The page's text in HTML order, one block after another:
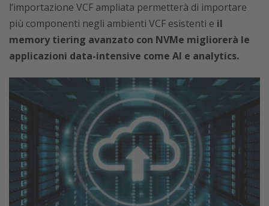
l’importazione VCF ampliata permetterà di importare
più componenti negli ambienti VCF esistenti e il
memory tiering avanzato con NVMe migliorerà le
applicazioni data-intensive come AI e analytics.